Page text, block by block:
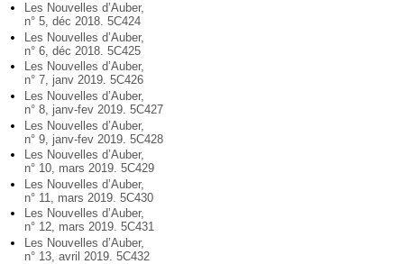
Les Nouvelles d’Auber,
n° 5, déc 2018. 5C424
Les Nouvelles d’Auber,
n° 6, déc 2018. 5C425
Les Nouvelles d’Auber,
n° 7, janv 2019. 5C426
Les Nouvelles d’Auber,
n° 8, janv-fev 2019. 5C427
Les Nouvelles d’Auber,
n° 9, janv-fev 2019. 5C428
Les Nouvelles d’Auber,
n° 10, mars 2019. 5C429
Les Nouvelles d’Auber,
n° 11, mars 2019. 5C430
Les Nouvelles d’Auber,
n° 12, mars 2019. 5C431
Les Nouvelles d’Auber,
n° 13, avril 2019. 5C432